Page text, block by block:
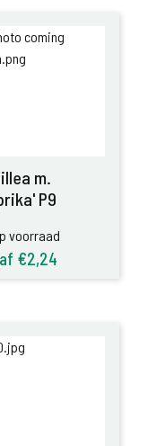
m.
P9
voorraad
voorraad
€2,24